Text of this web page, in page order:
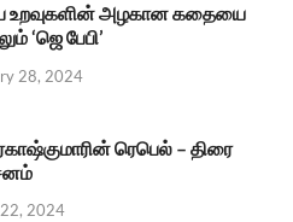
உறவுகளின் அழகான கதையை
‘ஜெ பேபி’
28, 2024
ரெபெல் – திரை
2024